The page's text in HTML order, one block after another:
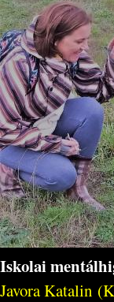
Iskolai
Javora Katalin